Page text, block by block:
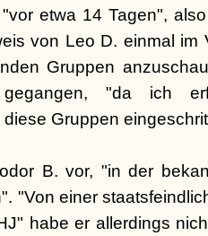
etwa 14 Tagen",
von Leo D. einmal im
Gruppen
"da ich
Gruppen
B. vor, "in der
"Von einer
habe er allerdings